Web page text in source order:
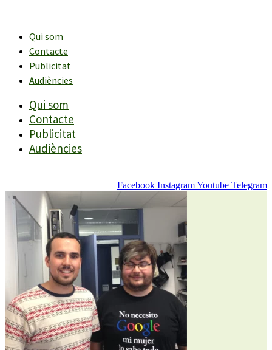
contingutQui som
Contacte
Publicitat
Audiències
Qui som
Contacte
Publicitat
Audiències
Facebook InstagramYoutube Telegram